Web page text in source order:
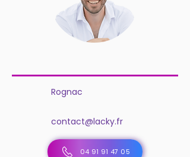
Rognac
contact@lacky.fr
04 91 91 47 05